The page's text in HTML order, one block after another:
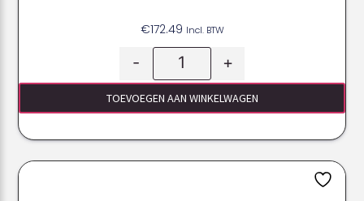
€172.49 Incl. BTW
- +
TOEVOEGEN AAN WINKELWAGEN